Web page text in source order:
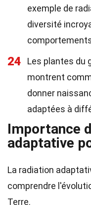
exemple de
diversité
24
Les plantes du
montrent
donner
adaptées à
Importance
adaptative
La radiation
comprendre
Terre.